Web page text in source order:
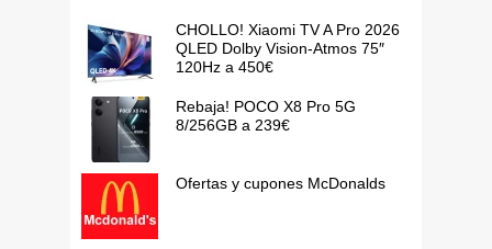
CHOLLO! Xiaomi TV A Pro 2026
QLED Dolby Vision-Atmos 75″
120Hz a 450€
Rebaja! POCO X8 Pro 5G
8/256GB a 239€
Ofertas y cupones McDonalds